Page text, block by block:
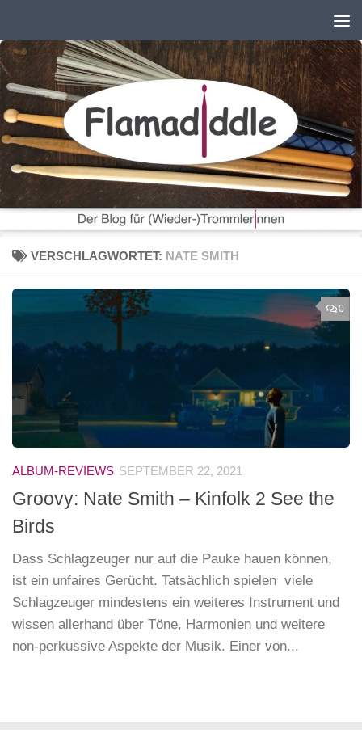
VERSCHLAGWORTET: NATE SMITH
0
ALBUM-REVIEWS SEPTEMBER 22, 2021
Groovy: Nate Smith – Kinfolk 2 See the
Birds
Dass Schlagzeuger nur auf die Pauke hauen können,
ist ein unfaires Gerücht. Tatsächlich spielen viele
Schlagzeuger mindestens ein weiteres Instrument und
wissen allerhand über Töne, Harmonien und weitere
non-perkussive Aspekte der Musik. Einer von...